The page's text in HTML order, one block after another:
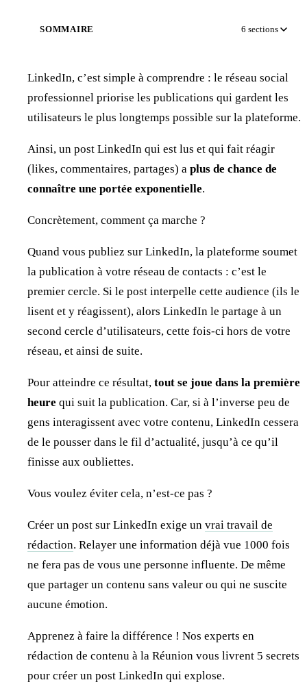
SOMMAIRE 6 sections
LinkedIn, c’est simple à comprendre : le réseau social
professionnel priorise les publications qui gardent les
utilisateurs le plus longtemps possible sur la plateforme.
Ainsi, un post LinkedIn qui est lus et qui fait réagir
(likes, commentaires, partages) a plus de chance de
connaître une portée exponentielle.
Concrètement, comment ça marche ?
Quand vous publiez sur LinkedIn, la plateforme soumet
la publication à votre réseau de contacts : c’est le
premier cercle. Si le post interpelle cette audience (ils le
lisent et y réagissent), alors LinkedIn le partage à un
second cercle d’utilisateurs, cette fois-ci hors de votre
réseau, et ainsi de suite.
Pour atteindre ce résultat, tout se joue dans la première
heure qui suit la publication. Car, si à l’inverse peu de
gens interagissent avec votre contenu, LinkedIn cessera
de le pousser dans le fil d’actualité, jusqu’à ce qu’il
finisse aux oubliettes.
Vous voulez éviter cela, n’est-ce pas ?
Créer un post sur LinkedIn exige un vrai travail de
rédaction. Relayer une information déjà vue 1000 fois
ne fera pas de vous une personne influente. De même
que partager un contenu sans valeur ou qui ne suscite
aucune émotion.
Apprenez à faire la différence ! Nos experts en
rédaction de contenu à la Réunion vous livrent 5 secrets
pour créer un post LinkedIn qui explose.